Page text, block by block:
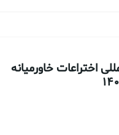
اختراعات خاورمیانه